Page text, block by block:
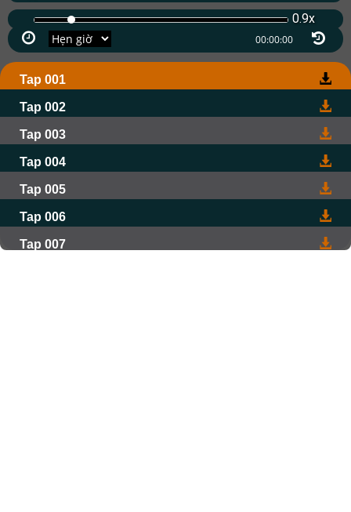
0.9x
Tap 001
Tap 002
Tap 003
Tap 004
Tap 005
Tap 006
Tap 007